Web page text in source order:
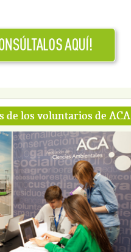
de los voluntarios de ACA